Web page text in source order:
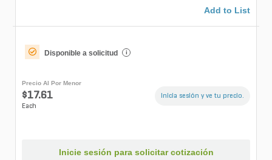
Add to List
Disponible a solicitud i
Precio Al Por Menor
$17.61
Each
Inicia sesión y ve tu precio.
Inicie sesión para solicitar cotización